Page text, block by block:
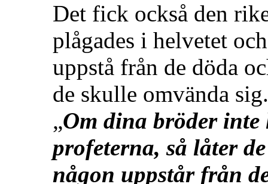
Det fick också den
plågades i helvetet
uppstå från de döda
de skulle omvända
„Om dina bröder
profeterna, så låter
någon uppstår från